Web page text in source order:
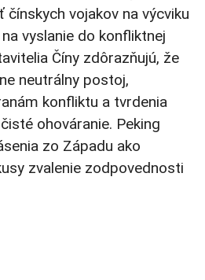
čínskych vojakov na výcviku
vyslanie do konfliktnej
Číny zdôrazňujú, že
neutrálny postoj,
konfliktu a tvrdenia
ohováranie. Peking
zo Západu ako
zvalenie zodpovednosti